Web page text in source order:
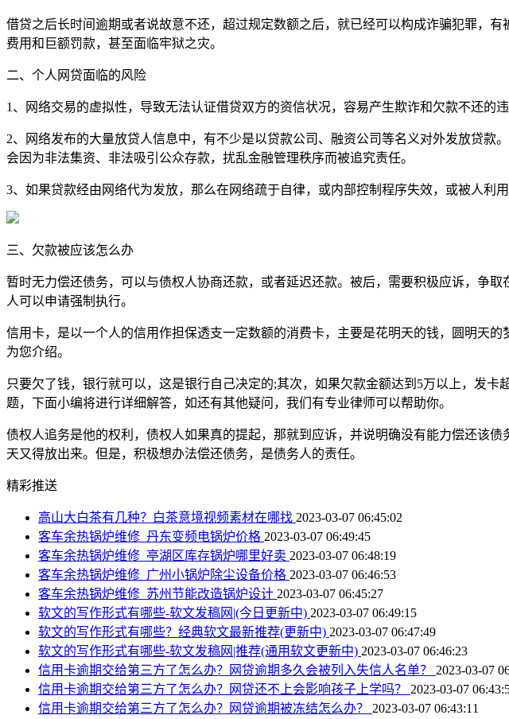
借贷之后长时间逾期或者说故意不还，超过规定数额之后，就已经可以构成诈骗犯罪，
费用和巨额罚款，甚至面临牢狱之灾。
二、个人网贷面临的风险
1、网络交易的虚拟性，导致无法认证借贷双方的资信状况，容易产生欺诈和欠款不还的违
2、网络发布的大量放贷人信息中，有不少是以贷款公司、融资公司等名义对外发放贷
会因为非法集资、非法吸引公众存款，扰乱金融管理秩序而被追究责任。
3、如果贷款经由网络代为发放，那么在网络疏于自律，或内部控制程序失效，或被人利
三、欠款被应该怎么办
暂时无力偿还债务，可以与债权人协商还款，或者延迟还款。被后，需要积极应诉，争
人可以申请强制执行。
信用卡，是以一个人的信用作担保透支一定数额的消费卡，主要是花明天的钱，圆明天
为您介绍。
只要欠了钱，银行就可以，这是银行自己决定的;其次，如果欠款金额达到5万以上，发
题，下面小编将进行详细解答，如还有其他疑问，我们有专业律师可以帮助你。
债权人追务是他的权利，债权人如果真的提起，那就到应诉，并说明确没有能力偿还该
天又得放出来。但是，积极想办法偿还债务，是债务人的责任。
精彩推送
高山大白茶有几种？白茶意境视频素材在哪找 2023-03-07 06:45:02
客车余热锅炉维修_丹东变频电锅炉价格 2023-03-07 06:49:45
客车余热锅炉维修_亭湖区库存锅炉哪里好卖 2023-03-07 06:48:19
客车余热锅炉维修_广州小锅炉除尘设备价格 2023-03-07 06:46:53
客车余热锅炉维修_苏州节能改造锅炉设计 2023-03-07 06:45:27
软文的写作形式有哪些-软文发稿网|(今日更新中) 2023-03-07 06:49:15
软文的写作形式有哪些？经典软文最新推荐(更新中) 2023-03-07 06:47:49
软文的写作形式有哪些-软文发稿网|推荐(通用软文更新中) 2023-03-07 06:46:23
信用卡逾期交给第三方了怎么办？网贷逾期多久会被列入失信人名单？ 2023-03-07
信用卡逾期交给第三方了怎么办？网贷还不上会影响孩子上学吗？ 2023-03-07
信用卡逾期交给第三方了怎么办？网贷逾期被冻结怎么办？ 2023-03-07 06:43:11